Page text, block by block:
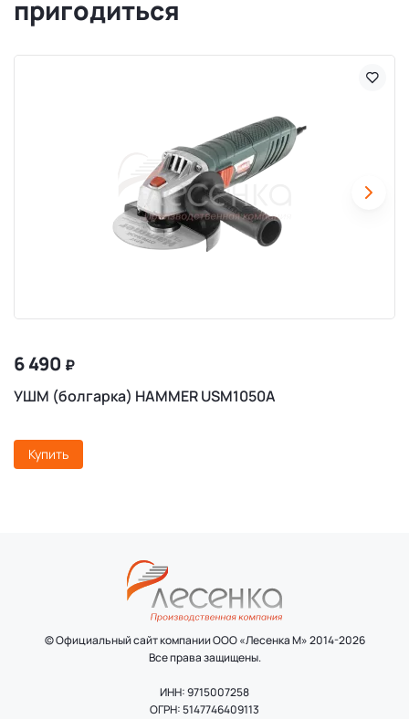
пригодиться
6 490 ₽
УШМ (болгарка) HAMMER USM1050A
Купить
© Официальный сайт компании ООО «Лесенка М» 2014-2026
Все права защищены.
ИНН: 9715007258
ОГРН: 5147746409113